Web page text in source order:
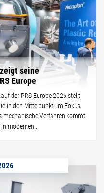
seine
Europe
der PRS Europe 2026 stellt
in den Mittelpunkt. Im Fokus
mechanische Verfahren kommt
modernen...